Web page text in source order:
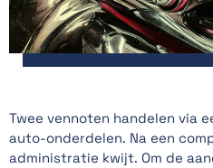
Twee vennoten handelen via
auto-onderdelen. Na een
administratie kwijt. Om de